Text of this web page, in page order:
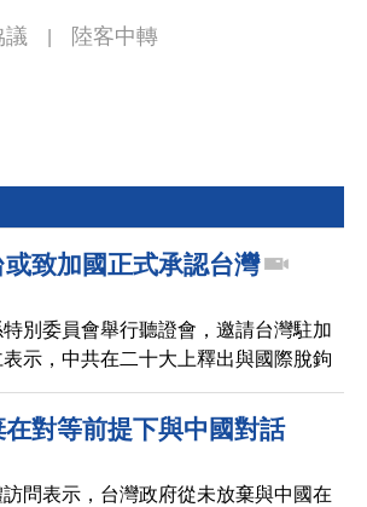
議 陸客中轉
致加國正式承認台灣
別委員會舉行聽證會，邀請台灣駐加
示，中共在二十大上釋出與國際脫鉤
係比過去任何時刻都還要重要。而加
咄咄逼人的情況下，或許有朝一日，
》。在最嚴重的情況下，中共的侵
對等前提下與中國對話
問表示，台灣政府從未放棄與中國在